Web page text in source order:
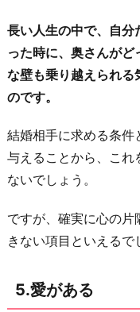
長い人生の中で、自分
った時に、奥さんが
な壁も乗り越えられる
のです。
結婚相手に求める条件
与えることから、これ
ないでしょう。
ですが、確実に心の
きない項目といえるで
5.愛がある